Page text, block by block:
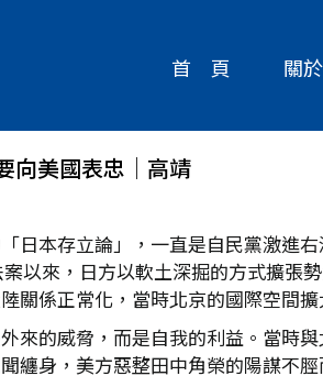
首 頁 關
向美國表忠│高靖
日本存立論」，一直是自民黨激進
以來，日方以軟土深掘的方式擴張
關係正常化，當時北京的國際空間
來的威脅，而是自我的利益。當時
纏身，美方惡整田中角榮的陽謀不脛